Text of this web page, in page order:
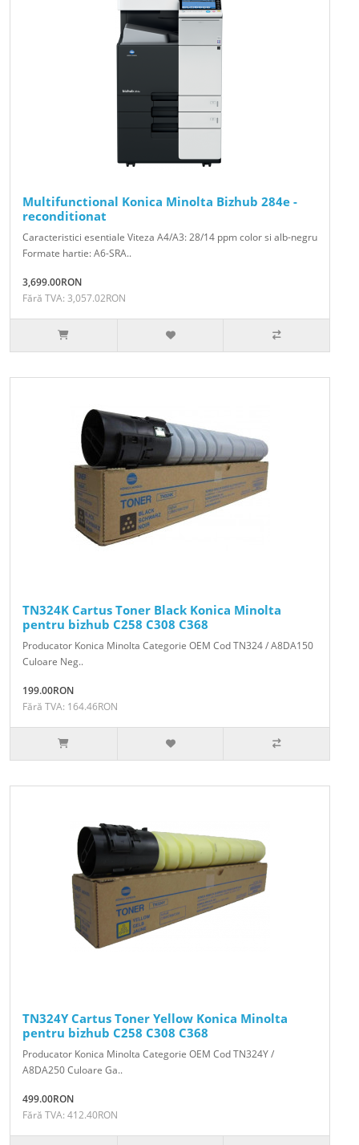
Multifunctional Konica Minolta Bizhub 284e -
reconditionat
Caracteristici esentiale Viteza A4/A3: 28/14 ppm color si alb-negru
Formate hartie: A6-SRA..
3,699.00RON
Fără TVA: 3,057.02RON
TN324K Cartus Toner Black Konica Minolta
pentru bizhub C258 C308 C368
Producator Konica Minolta Categorie OEM Cod TN324 / A8DA150
Culoare Neg..
199.00RON
Fără TVA: 164.46RON
TN324Y Cartus Toner Yellow Konica Minolta
pentru bizhub C258 C308 C368
Producator Konica Minolta Categorie OEM Cod TN324Y /
A8DA250 Culoare Ga..
499.00RON
Fără TVA: 412.40RON